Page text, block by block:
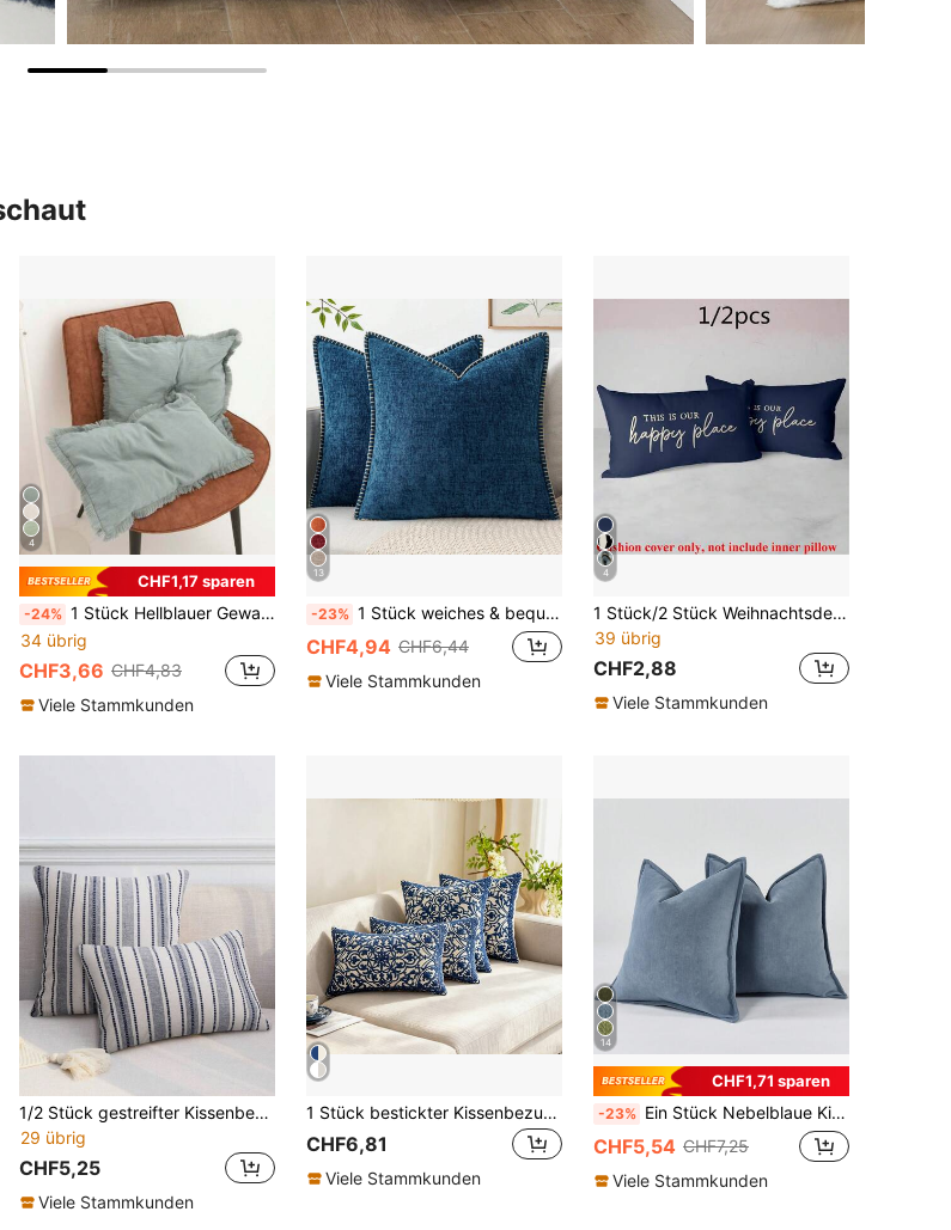
4
CHF1,17 sparen
-24% 1 Stück Hellblauer Gewaschener Kissenbezug Mit Quaste, Nordischer Stil Einfaches Design Für Wohnzimmer Sofa Dekoration, Büro
34 übrig
CHF3,66 CHF4,83
Viele Stammkunden
13
-23% 1 Stück weiches & bequemes hautfreundliches doppelseitiges Chenille Kissenbezug mit vernähten Kanten, Navy Blau (ohne Füllung), geeignet für Sofa und Bett, Frühling/Sommer
CHF4,94 CHF6,44
Viele Stammkunden
4
1 Stück/2 Stück Weihnachtsdekokissenbezug, geeignet für Wohnzimmer und Schlafzimmer, Weihnachtsdekoration, Weihnachtsgeschenk, Weihnachtsschmuck, 50x30 cm, Kissenfüllung nicht enthalten
39 übrig
CHF2,88
Viele Stammkunden
1/2 Stück gestreifter Kissenbezug, bohemian Jacquard Dekorativer Überwurf Kissenbezug, Sofa & Schlafzimmer Deko, ohne Kisseneinlage
29 übrig
CHF5,25
Viele Stammkunden
1 Stück bestickter Kissenbezug (ohne Füllung)
CHF6,81
Viele Stammkunden
14
CHF1,71 sparen
-23% Ein Stück Nebelblaue Kissenhülle mit Fischgrätenmuster (ohne Füllung), moderne und luxuriöse weiche Chenille-Kante dekorative Kissenbezug, geeignet für Sofa, Bett, Schlafzimmer, Büro, Hotel, Dekoration, alle Jahreszeiten.
CHF5,54 CHF7,25
Viele Stammkunden